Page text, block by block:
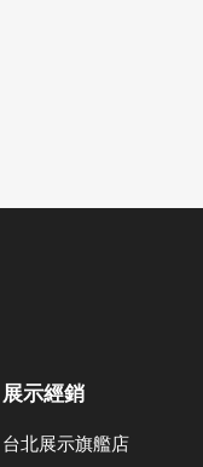
展示經銷
台北展示旗艦店